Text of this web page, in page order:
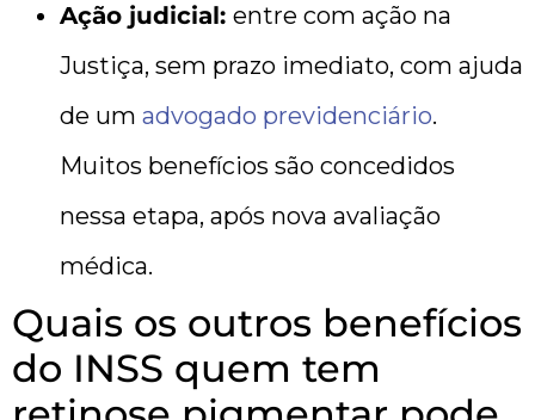
Ação judicial: entre com ação na
Justiça, sem prazo imediato, com ajuda
de um advogado previdenciário.
Muitos benefícios são concedidos
nessa etapa, após nova avaliação
médica.
Quais os outros benefícios
do INSS quem tem